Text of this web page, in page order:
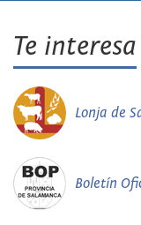
Te interesa
Lonja de
Boletín